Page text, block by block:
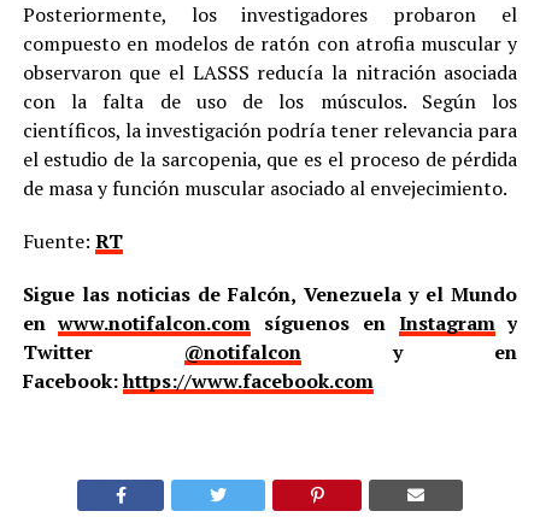
Posteriormente, los investigadores probaron el
compuesto en modelos de ratón con atrofia muscular y
observaron que el LASSS reducía la nitración asociada
con la falta de uso de los músculos. Según los
científicos, la investigación podría tener relevancia para
el estudio de la sarcopenia, que es el proceso de pérdida
de masa y función muscular asociado al envejecimiento.
Fuente: RT
Sigue las noticias de Falcón, Venezuela y el Mundo
enwww.notifalcon.com síguenos en Instagramy
Twitter @notifalcony en
Facebook:https://www.facebook.com